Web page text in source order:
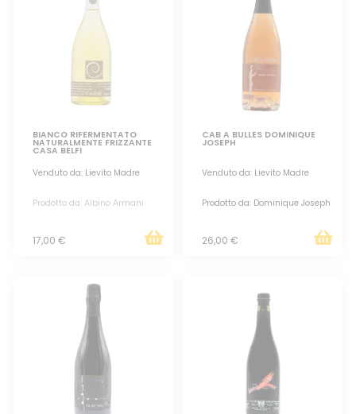
BIANCO RIFERMENTATO
NATURALMENTE FRIZZANTE
CASA BELFI
Venduto da: Lievito Madre
Prodotto da: Albino Armani
17,00 €
CAB A BULLES DOMINIQUE
JOSEPH
Venduto da: Lievito Madre
Prodotto da: Dominique Joseph
26,00 €